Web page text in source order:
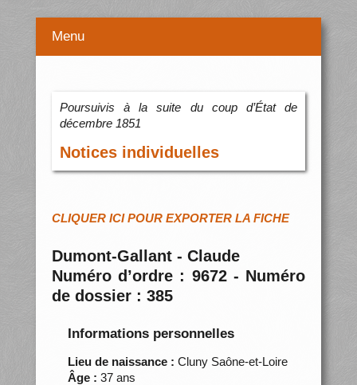
Menu
Poursuivis à la suite du coup d’État de
décembre 1851
Notices individuelles
CLIQUER ICI POUR EXPORTER LA FICHE
Dumont-Gallant - Claude
Numéro d’ordre : 9672 - Numéro
de dossier : 385
Informations personnelles
Lieu de naissance : Cluny Saône-et-Loire
Âge : 37 ans